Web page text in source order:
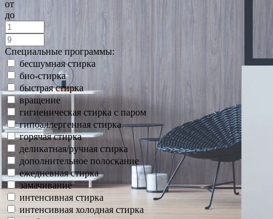
от
до
Специальные программы:
бесшумная стирка
био-стирка
быстрая стирка
вращение
гигиеническая стирка с паром
гипоаллергенная стирка
горячая стирка
деликатная/ручная стирка
дополнительное полоскание
ежедневная стирка
замачивание
интенсивная стирка
интенсивная холодная стирка